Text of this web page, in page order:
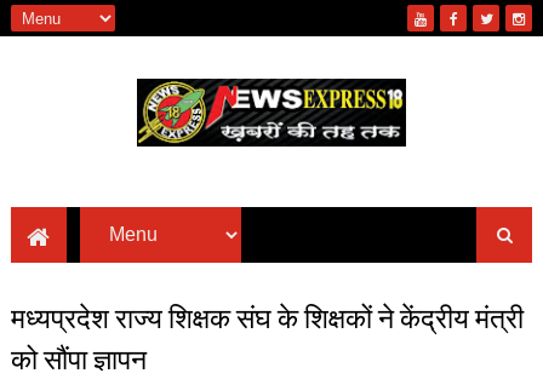
मध्यप्रदेश राज्य शिक्षक संघ के शिक्षकों ने केंद्रीय मंत्री
को सौंपा ज्ञापन